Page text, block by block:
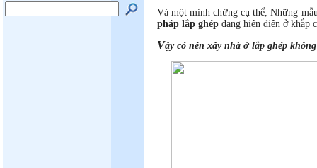
Và một minh chứng cụ thể, Những
pháp lắp ghépđang hiện diện ở khắp
Vậy có nên xây nhà ở lắp ghép